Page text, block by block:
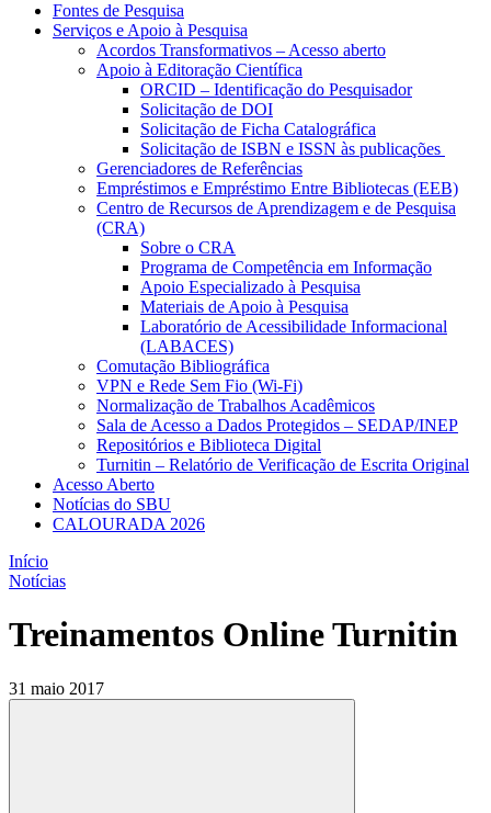
Fontes de Pesquisa
Serviços e Apoio à Pesquisa
Acordos Transformativos – Acesso aberto
Apoio à Editoração Científica
ORCID – Identificação do Pesquisador
Solicitação de DOI
Solicitação de Ficha Catalográfica
Solicitação de ISBN e ISSN às publicações
Gerenciadores de Referências
Empréstimos e Empréstimo Entre Bibliotecas (EEB)
Centro de Recursos de Aprendizagem e de Pesquisa
(CRA)
Sobre o CRA
Programa de Competência em Informação
Apoio Especializado à Pesquisa
Materiais de Apoio à Pesquisa
Laboratório de Acessibilidade Informacional
(LABACES)
Comutação Bibliográfica
VPN e Rede Sem Fio (Wi-Fi)
Normalização de Trabalhos Acadêmicos
Sala de Acesso a Dados Protegidos – SEDAP/INEP
Repositórios e Biblioteca Digital
Turnitin – Relatório de Verificação de Escrita Original
Acesso Aberto
Notícias do SBU
CALOURADA 2026
Início
Notícias
Treinamentos Online Turnitin
31 maio 2017